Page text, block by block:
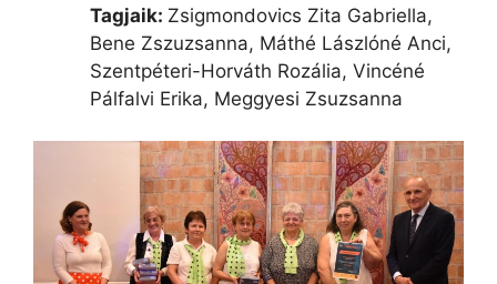
Tagjaik: Zsigmondovics Zita Gabriella,
Bene Zszuzsanna, Máthé Lászlóné Anci,
Szentpéteri-Horváth Rozália, Vincéné
Pálfalvi Erika, Meggyesi Zsuzsanna